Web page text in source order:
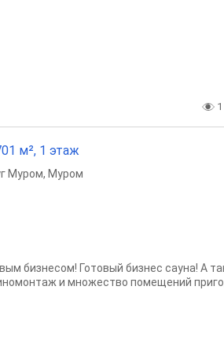
1
м², 1 этаж
Муром, Муром
бизнесом! Готовый бизнес сауна! А
и множество помещений